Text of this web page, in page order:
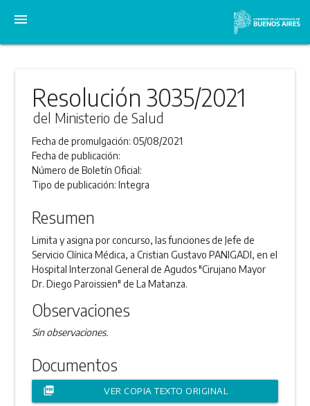
menu
Resolución 3035/2021
del Ministerio de Salud
Fecha de promulgación:05/08/2021
Fecha de publicación:
Número de Boletín Oficial:
Tipo de publicación:Integra
Resumen
Limita y asigna por concurso, las funciones de Jefe de
Servicio Clínica Médica, a Cristian Gustavo PANIGADI, en el
Hospital Interzonal General de Agudos "Cirujano Mayor
Dr. Diego Paroissien" de La Matanza.
Observaciones
Sin observaciones.
Documentos
picture_as_pdf VER COPIA TEXTO ORIGINAL